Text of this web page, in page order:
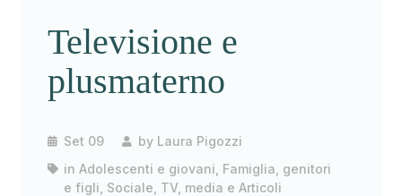
Televisione e
plusmaterno
Set 09 by Laura Pigozzi
inAdolescenti e giovani Famiglia, genitori
e figli Sociale TV, media e Articoli